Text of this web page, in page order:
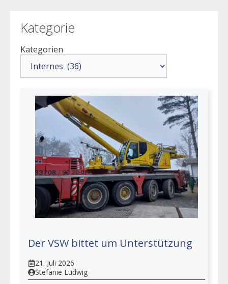
Kategorie
Kategorien
Der VSW bittet um Unterstützung
21. Juli 2026
Stefanie Ludwig